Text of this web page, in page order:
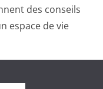
des conseils
espace de vie